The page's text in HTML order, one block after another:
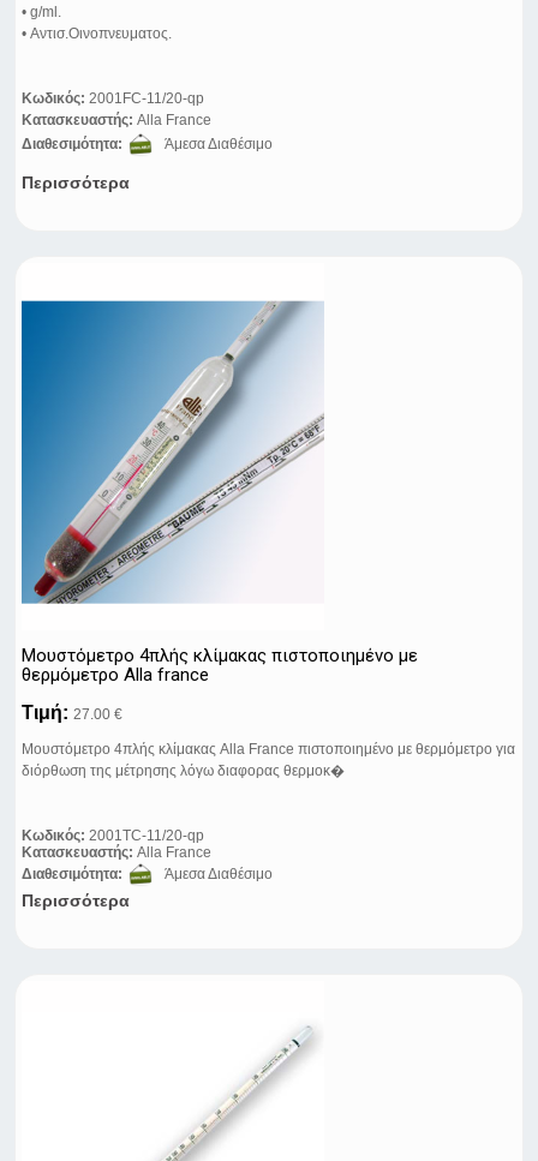
• g/ml.
• Αντισ.Οινοπνευματος.
Κωδικός: 2001FC-11/20-qp
Κατασκευαστής: Alla France
Διαθεσιμότητα:
Άμεσα Διαθέσιμο
Περισσότερα
Μουστόμετρο 4πλής κλίμακας πιστοποιημένο με
θερμόμετρο Alla france
Τιμή: 27.00 €
Moυστόμετρο 4πλής κλίμακας Alla France πιστοποιημένο με θερμόμετρο για
διόρθωση της μέτρησης λόγω διαφορας θερμοκ�
Κωδικός: 2001TC-11/20-qp
Κατασκευαστής: Alla France
Διαθεσιμότητα:
Άμεσα Διαθέσιμο
Περισσότερα